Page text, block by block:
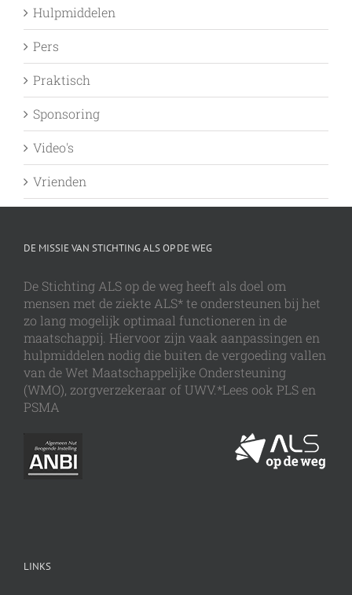
Hulpmiddelen
Pers
Praktisch
Sponsoring
Video's
Vrienden
DE MISSIE VAN STICHTING ALS OP DE WEG
De Stichting ALS op de weg heeft als doel om
mensen met de ziekte ALS* te ondersteunen bij het
zo lang mogelijk optimaal functioneren in de
maatschappij. Hiervoor zijn vaak aanpassingen en
hulpmiddelen nodig die buiten de vergoeding vallen
van de Wet Maatschappelijke Ondersteuning
(WMO), zorgverzekeraar of UWV.*Lees ook PLS en
PSMA
LINKS